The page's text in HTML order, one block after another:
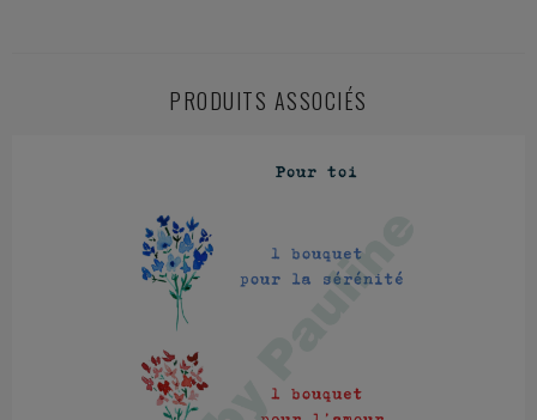
PRODUITS ASSOCIÉS